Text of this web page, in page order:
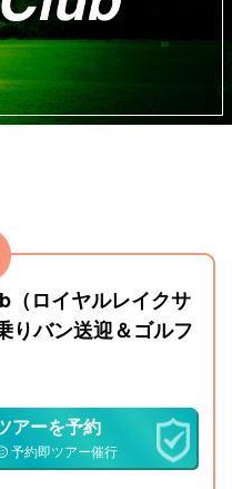
ロイヤルレイクサ
りバン送迎＆ゴルフ
アーを予約
予約即ツアー催行